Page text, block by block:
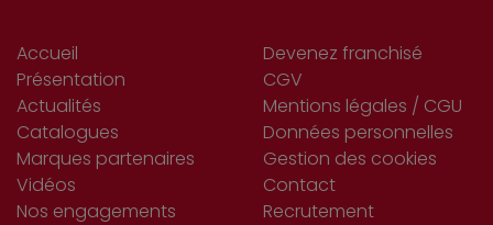
Accueil
Présentation
Actualités
Catalogues
Marques partenaires
Vidéos
Nos engagements
Devenez franchisé
CGV
Mentions légales / CGU
Données personnelles
Gestion des cookies
Contact
Recrutement